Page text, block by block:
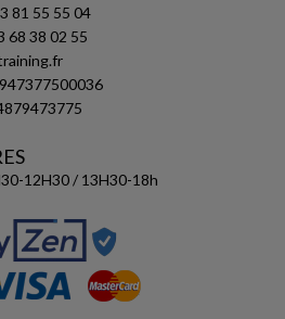
81 55 55 04
68 38 02 55
12H30 / 13H30-18h